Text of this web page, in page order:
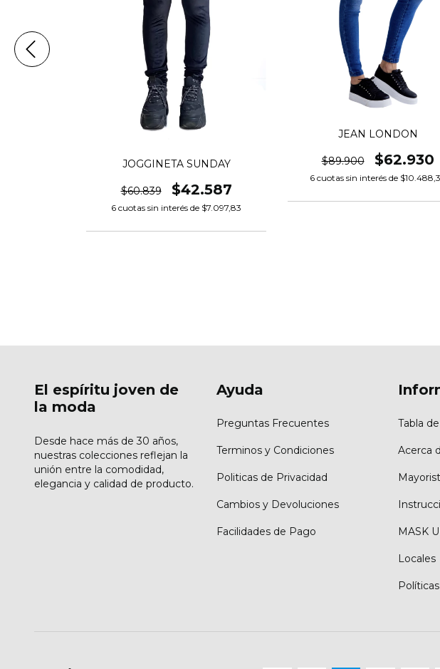
JOGGINETA SUNDAY
$60.839 $42.587
6 cuotas sin interés de $7.097,83
JEAN LONDON
$89.900 $62.930
6 cuotas sin interés de
El espíritu joven de
la moda
Desde hace más de 30 años,
nuestras colecciones reflejan la
unión entre la comodidad,
elegancia y calidad de producto.
Ayuda
Preguntas Frecuentes
Terminos y Condiciones
Politicas de Privacidad
Cambios y Devoluciones
Facilidades de Pago
Tabla
Acerca
MASK
Locales